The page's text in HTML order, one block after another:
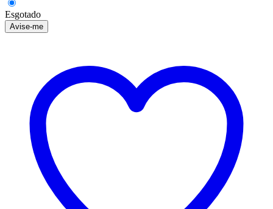
Esgotado
Avise-me